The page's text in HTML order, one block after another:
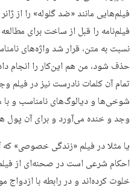
فیلم‌هایی مانند «ضد گلوله» را از
فیلم‌نامه را قبل از ساخت برای
نسبت به متن، قرار شد واژه‌های
حذف شود، من هم این‌کار را انجام
تمام آن کلمات نادرست نیز در فیلم
شوخی‌ها و دیالوگ‌های نامناسب و
وجد و خنده می‌آورد و برای آن پول
یا مثلا در فیلم «زندگی خصوصی»
احکام شرعی است در صحنه‌ای از
خلوت کرده‌اند و در رابطه با